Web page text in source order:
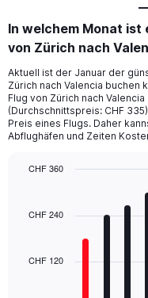
In welchem Monat ist
von Zürich nach
Aktuell ist der Januar der
Zürich nach Valencia buchen
Flug von Zürich nach
(Durchschnittspreis: CHF
Preis eines Flugs. Daher
Abflughäfen und Zeiten
with
The
CHF 120
CHF 240
CHF 360